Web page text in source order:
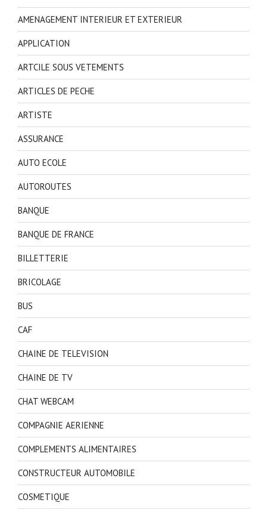
AMENAGEMENT INTERIEUR ET EXTERIEUR
APPLICATION
ARTCILE SOUS VETEMENTS
ARTICLES DE PECHE
ARTISTE
ASSURANCE
AUTO ECOLE
AUTOROUTES
BANQUE
BANQUE DE FRANCE
BILLETTERIE
BRICOLAGE
BUS
CAF
CHAINE DE TELEVISION
CHAINE DE TV
CHAT WEBCAM
COMPAGNIE AERIENNE
COMPLEMENTS ALIMENTAIRES
CONSTRUCTEUR AUTOMOBILE
COSMETIQUE